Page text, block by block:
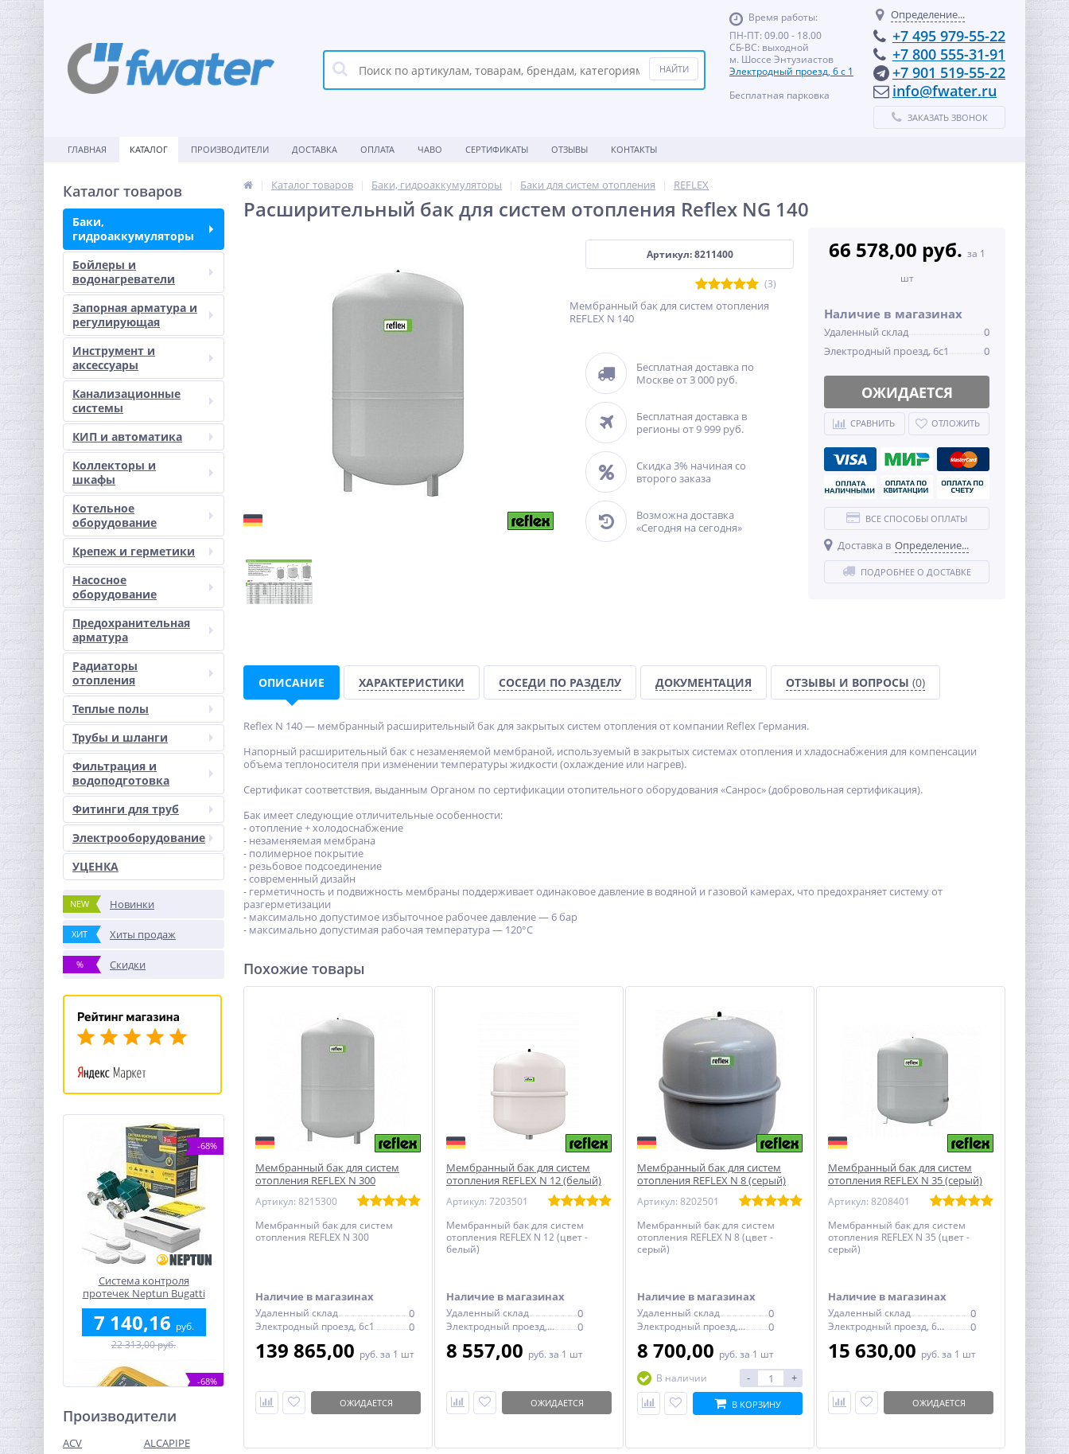
Время работы:
ПН-ПТ: 09.00 - 18.00
СБ-ВС: выходной
м. Шоссе Энтузиастов
Электродный проезд, 6 с 1
Бесплатная парковка
Определение...
+7 495 979-55-22
+7 800 555-31-91
+7 901 519-55-22
info@fwater.ru
ЗАКАЗАТЬ ЗВОНОК
ГЛАВНАЯ КАТАЛОГ ПРОИЗВОДИТЕЛИ ДОСТАВКА ОПЛАТА ЧАВО СЕРТИФИКАТЫ ОТЗЫВЫ КОНТАКТЫ
Каталог товаров
Баки,
гидроаккумуляторы
Бойлеры и
водонагреватели
Запорная арматура и
регулирующая
Инструмент и
аксессуары
Канализационные
системы
КИП и автоматика
Коллекторы и
шкафы
Котельное
оборудование
Крепеж и герметики
Насосное
оборудование
Предохранительная
арматура
Радиаторы
отопления
Теплые полы
Трубы и шланги
Фильтрация и
водоподготовка
Фитинги для труб
Электрооборудование
УЦЕНКА
NEW Новинки
ХИТ Хиты продаж
% Скидки
-68%
Система контроля
протечек Neptun Bugatti
ProW 1/2"
7 140,16 руб.
22 313,00 руб.
-68%
Производители
ACV
ALCAPIPE
Каталог товаров Баки, гидроаккумуляторы Баки для систем отопления REFLEX
Расширительный бак для систем отопления Reflex NG 140
Артикул: 8211400
(3)
Мембранный бак для систем отопления
REFLEX N 140
Бесплатная доставка по
Москве от 3 000 руб.
Бесплатная доставка в
регионы от 9 999 руб.
Скидка 3% начиная со
второго заказа
Возможна доставка
«Сегодня на сегодня»
66 578,00 руб. за 1
шт
Наличие в магазинах
Удаленный склад
0
Электродный проезд, 6с1
0
ОЖИДАЕТСЯ
СРАВНИТЬ ОТЛОЖИТЬ
ВСЕ СПОСОБЫ ОПЛАТЫ
Доставка в Определение...
ПОДРОБНЕЕ О ДОСТАВКЕ
ОПИСАНИЕ ХАРАКТЕРИСТИКИ СОСЕДИ ПО РАЗДЕЛУ ДОКУМЕНТАЦИЯ ОТЗЫВЫ И ВОПРОСЫ (0)
Reflex N 140 — мембранный расширительный бак для закрытых систем отопления от компании Reflex Германия.
Напорный расширительный бак с незаменяемой мембраной, используемый в закрытых системах отопления и хладоснабжения для компенсации
объема теплоносителя при изменении температуры жидкости (охлаждение или нагрев).
Сертификат соответствия, выданным Органом по сертификации отопительного оборудования «Санрос» (добровольная сертификация).
Бак имеет следующие отличительные особенности:
- отопление + холодоснабжение
- незаменяемая мембрана
- полимерное покрытие
- резьбовое подсоединение
- современный дизайн
- герметичность и подвижность мембраны поддерживает одинаковое давление в водяной и газовой камерах, что предохраняет систему от
разгерметизации
- максимально допустимое избыточное рабочее давление — 6 бар
- максимально допустимая рабочая температура — 120°С
Похожие товары
Мембранный бак для систем
отопления REFLEX N 300
Артикул: 8215300
Мембранный бак для систем
отопления REFLEX N 300
Наличие в магазинах
Удаленный склад 0
Электродный проезд, 6с1 0
139 865,00 руб. за 1 шт
ОЖИДАЕТСЯ
Мембранный бак для систем
отопления REFLEX N 12 (белый)
Артикул: 7203501
Мембранный бак для систем
отопления REFLEX N 12 (цвет -
белый)
Наличие в магазинах
Удаленный склад 0
Электродный проезд, 6с1 0
8 557,00 руб. за 1 шт
ОЖИДАЕТСЯ
Мембранный бак для систем
отопления REFLEX N 8 (серый)
Артикул: 8202501
Мембранный бак для систем
отопления REFLEX N 8 (цвет -
серый)
Наличие в магазинах
Удаленный склад 0
Электродный проезд, 6с1 0
8 700,00 руб. за 1 шт
В наличии
- +
В КОРЗИНУ
Мембранный бак для систем
отопления REFLEX N 35 (серый)
Артикул: 8208401
Мембранный бак для систем
отопления REFLEX N 35 (цвет -
серый)
Наличие в магазинах
Удаленный склад 0
Электродный проезд, 6с1 0
15 630,00 руб. за 1 шт
ОЖИДАЕТСЯ